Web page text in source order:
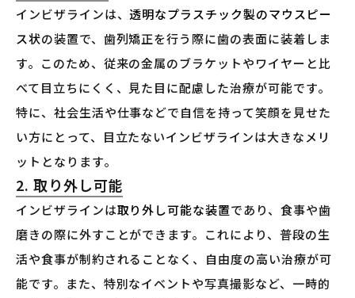
インビザラインは、透明なプラスチック製のマウスピー
ス状の装置で、歯列矯正を行う際に歯の表面に装着しま
す。このため、従来の金属のブラケットやワイヤーと比
べて目立ちにくく、見た目に配慮した治療が可能です。
特に、社会生活や仕事などで自信を持って笑顔を見せた
い方にとって、目立たないインビザラインは大きなメリ
ットとなります。
2. 取り外し可能
インビザラインは取り外し可能な装置であり、食事や歯
磨きの際に外すことができます。これにより、普段の生
活や食事が制約されることなく、自由度の高い治療が可
能です。また、特別なイベントや写真撮影など、一時的